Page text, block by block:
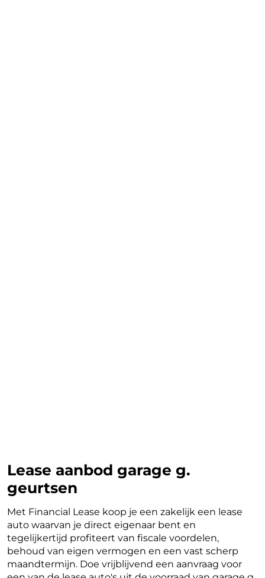
Lease aanbod garage g.
geurtsen
Met Financial Lease koop je een zakelijk een lease
auto waarvan je direct eigenaar bent en
tegelijkertijd profiteert van fiscale voordelen,
behoud van eigen vermogen en een vast scherp
maandtermijn. Doe vrijblijvend een aanvraag voor